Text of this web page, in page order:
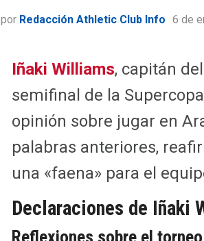
por Redacción Athletic Club Info 6 de
Iñaki Williams, capitán
semifinal de la
opinión sobre jugar en
palabras anteriores,
una «faena» para el
Declaraciones de Iñaki